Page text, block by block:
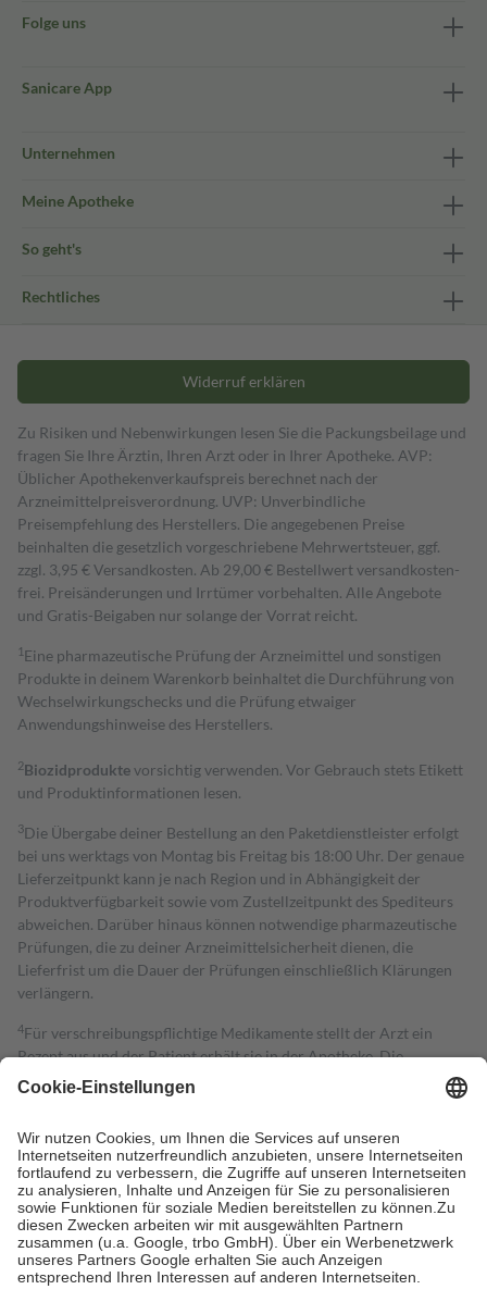
Folge uns
Sanicare App
Unternehmen
Meine Apotheke
So geht's
Rechtliches
Widerruf erklären
Zu Risiken und Nebenwirkungen lesen Sie die Packungsbeilage und
fragen Sie Ihre Ärztin, Ihren Arzt oder in Ihrer Apotheke. AVP:
Üblicher Apothekenverkaufspreis berechnet nach der
Arzneimittelpreisverordnung. UVP: Unverbindliche
Preisempfehlung des Herstellers. Die angegebenen Preise
beinhalten die gesetzlich vorgeschriebene Mehrwertsteuer, ggf.
zzgl. 3,95 € Versandkosten. Ab 29,00 € Bestell­wert versand­kosten­
frei. Preisänderungen und Irrtümer vorbehalten. Alle Angebote
und Gratis-Beigaben nur solange der Vorrat reicht.
1 Eine pharmazeutische Prüfung der Arzneimittel und sonstigen
Produkte in deinem Warenkorb beinhaltet die Durchführung von
Wechselwirkungschecks und die Prüfung etwaiger
Anwendungshinweise des Herstellers.
2Biozidproduktevorsichtig verwenden. Vor Gebrauch stets Etikett
und Produktinformationen lesen.
3Die Übergabe deiner Bestellung an den Paketdienstleister erfolgt
bei uns werktags von Montag bis Freitag bis 18:00 Uhr. Der genaue
Lieferzeitpunkt kann je nach Region und in Abhängigkeit der
Produktverfügbarkeit sowie vom Zustellzeitpunkt des Spediteurs
abweichen. Darüber hinaus können notwendige pharmazeutische
Prüfungen, die zu deiner Arzneimittelsicherheit dienen, die
Lieferfrist um die Dauer der Prüfungen einschließlich Klärungen
verlängern.
4Für verschreibungspflichtige Medikamente stellt der Arzt ein
Rezept aus und der Patient erhält sie in der Apotheke. Die
gesetzliche Krankenversicherung übernimmt in der Regel die
Kosten dafür, der Versicherte trägt einen Teil davon als Zuzahlung
Grundsätzlich leisten Mitglieder Zuzahlungen in Höhe von zehn
Prozent des Abgabepreises,mindestens jedochfünf Euround
höchstens zehn Euro.Es sind jedoch nie mehr als die tatsächlichen
Kosten der Leistung zu entrichten.
Diese Regeln gelten grundsätzlich auch für Online-Apotheken.
Bei Heilmitteln und häuslicher Krankenpflege beträgt die
Zuzahlung zehn Prozent der Kosten sowie zehn Euro je